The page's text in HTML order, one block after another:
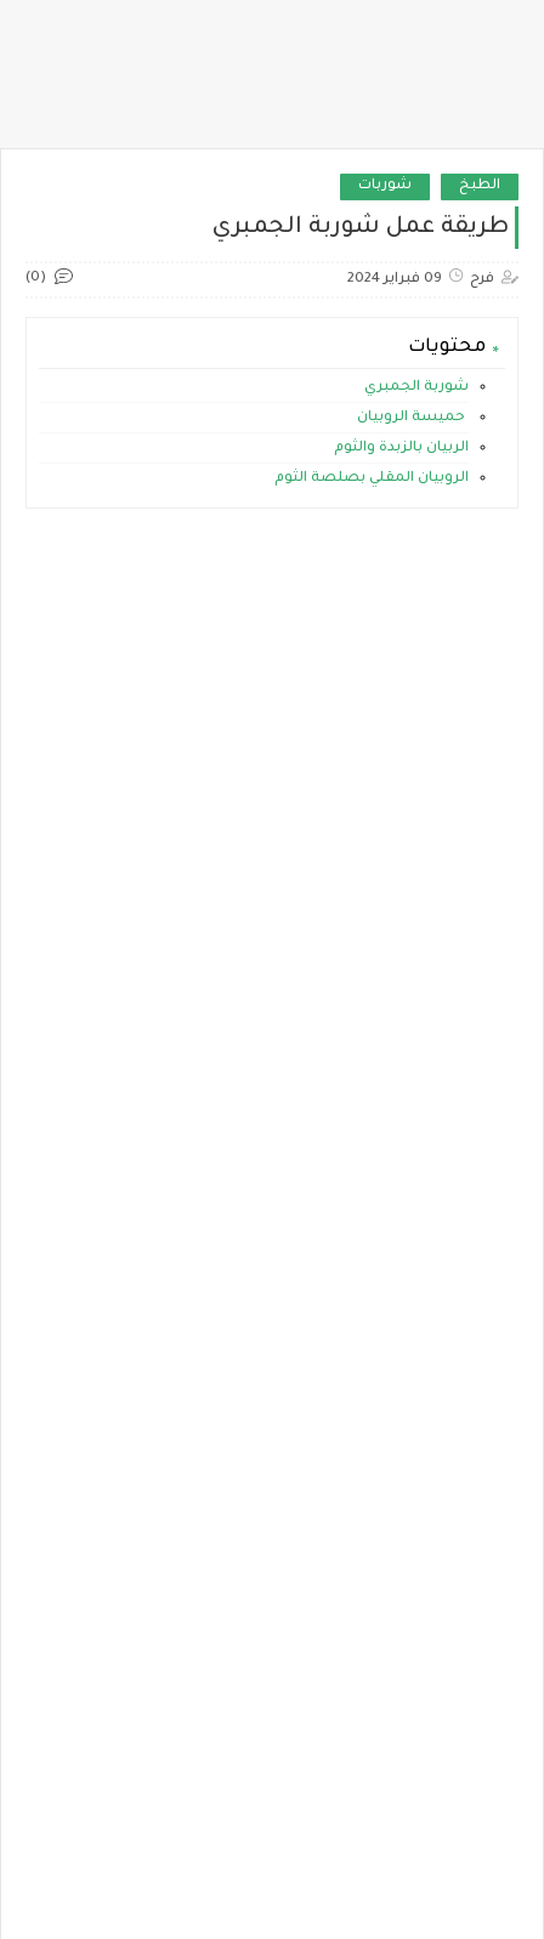
الطبخ شوربات
طريقة عمل شوربة الجمبري
فرح 09 فبراير 2024 (0)
محتويات
شوربة الجمبري
حميسة الروبيان
الربيان بالزبدة والثوم
الروبيان المقلي بصلصة الثوم